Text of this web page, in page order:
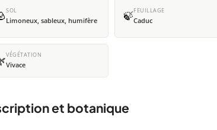
SOL
Limoneux, sableux, humifère 🍃FEUILLAGE
Caduc
VÉGÉTATION
Vivace
et botanique